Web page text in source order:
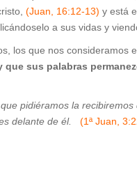
(Juan, 16:12-13) y está
a sus vidas y
los que nos consideramos
que sus palabras
pidiéramos la
delante de él. (1ª Juan,